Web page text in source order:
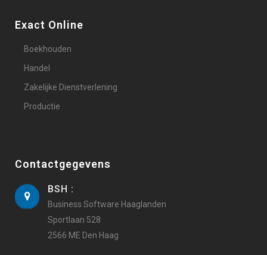
Exact Online
Boekhouden
Handel
Zakelijke Dienstverlening
Productie
Contactgegevens
BSH :
Business Software Haaglanden
Sportlaan 528
2566 ME Den Haag